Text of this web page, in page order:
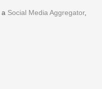
a Social Media Aggregator,